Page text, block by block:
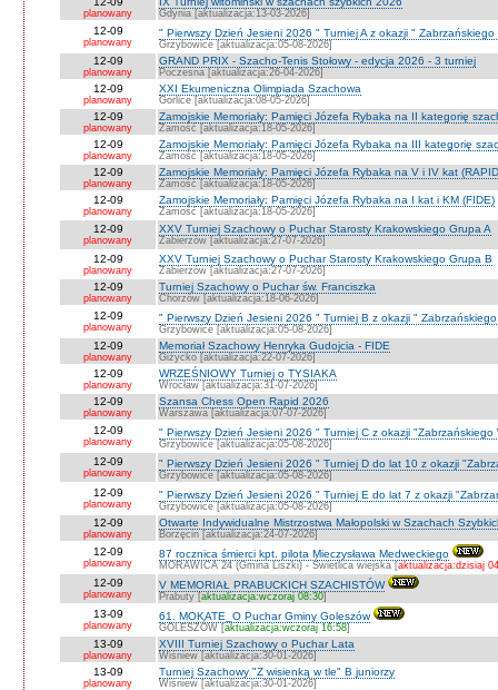
planowany Gdynia [aktualizacja:13-03-2026]
12-09
planowany
" Pierwszy Dzień Jesieni 2026 " Turniej A z okazji " Zabrzańskiego
Grzybowice [aktualizacja:05-08-2026]
12-09
planowany
GRAND PRIX - Szacho-Tenis Stołowy - edycja 2026 - 3 turniej
Poczesna [aktualizacja:26-04-2026]
12-09
planowany
XXI Ekumeniczna Olimpiada Szachowa
Gorlice [aktualizacja:08-05-2026]
12-09
planowany
Zamojskie Memoriały: Pamięci Józefa Rybaka na II kategorię
Zamość [aktualizacja:18-05-2026]
12-09
planowany
Zamojskie Memoriały: Pamięci Józefa Rybaka na III kategorię
Zamość [aktualizacja:18-05-2026]
12-09
planowany
Zamojskie Memoriały: Pamięci Józefa Rybaka na V i IV kat
Zamość [aktualizacja:18-05-2026]
12-09
planowany
Zamojskie Memoriały: Pamięci Józefa Rybaka na I kat i KM (FIDE)
Zamość [aktualizacja:18-05-2026]
12-09
planowany
XXV Turniej Szachowy o Puchar Starosty Krakowskiego Grupa A
Zabierzów [aktualizacja:27-07-2026]
12-09
planowany
XXV Turniej Szachowy o Puchar Starosty Krakowskiego Grupa B
Zabierzów [aktualizacja:27-07-2026]
12-09
planowany
Turniej Szachowy o Puchar św. Franciszka
Chorzów [aktualizacja:18-06-2026]
12-09
planowany
" Pierwszy Dzień Jesieni 2026 " Turniej B z okazji "
Grzybowice [aktualizacja:05-08-2026]
12-09
planowany
Memoriał Szachowy Henryka Gudojcia - FIDE
Giżycko [aktualizacja:22-07-2026]
12-09
planowany
WRZEŚNIOWY Turniej o TYSIAKA
Wrocław [aktualizacja:31-07-2026]
12-09
planowany
Szansa Chess Open Rapid 2026
Warszawa [aktualizacja:07-07-2026]
12-09
planowany
" Pierwszy Dzień Jesieni 2026 " Turniej C z okazji "Zabrzańskiego
Grzybowice [aktualizacja:05-08-2026]
12-09
planowany
" Pierwszy Dzień Jesieni 2026 " Turniej D do lat 10 z okazji
Grzybowice [aktualizacja:05-08-2026]
12-09
planowany
" Pierwszy Dzień Jesieni 2026 " Turniej E do lat 7 z okazji
Grzybowice [aktualizacja:05-08-2026]
12-09
planowany
Otwarte Indywidualne Mistrzostwa Małopolski w Szachach
Borzęcin [aktualizacja:24-07-2026]
12-09
planowany
87 rocznica śmierci kpt. pilota Mieczysława Medweckiego
MORAWICA 24 (Gmina Liszki) - Świetlica wiejska [aktualizacja:dzisiaj
12-09
planowany
V MEMORIAŁ PRABUCKICH SZACHISTÓW
Prabuty [aktualizacja:wczoraj 08:30]
13-09
planowany
61. MOKATE_O Puchar Gminy Goleszów
GOLESZÓW [aktualizacja:wczoraj 16:58]
13-09
planowany
XVIII Turniej Szachowy o Puchar Lata
Wiśniew [aktualizacja:30-01-2026]
13-09
planowany
Turniej Szachowy "Z wisienką w tle" B juniorzy
Wiśniew [aktualizacja:30-01-2026]